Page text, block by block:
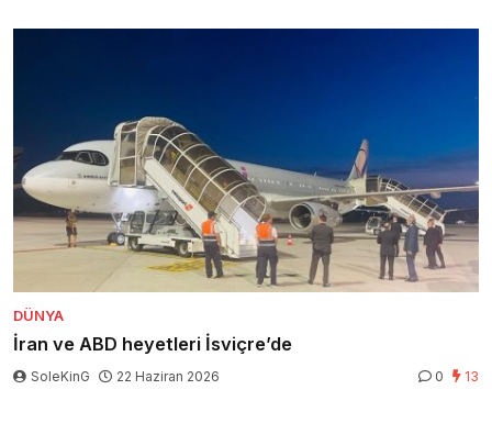
DÜNYA
İran ve ABD heyetleri İsviçre’de
SoleKinG 22 Haziran 2026 0 13